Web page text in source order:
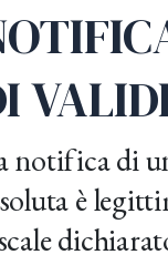
notifica di
è